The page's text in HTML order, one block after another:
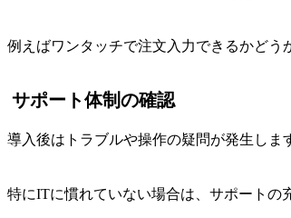
例えばワンタッチで注文入力できるかどう
サポート体制の確認
導入後はトラブルや操作の疑問が発生しま
特にITに慣れていない場合は、サポートの